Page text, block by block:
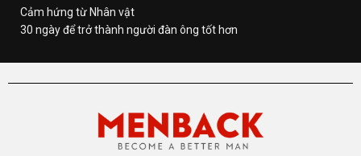
Cảm hứng từ Nhân vật
30 ngày để trở thành người đàn ông tốt hơn